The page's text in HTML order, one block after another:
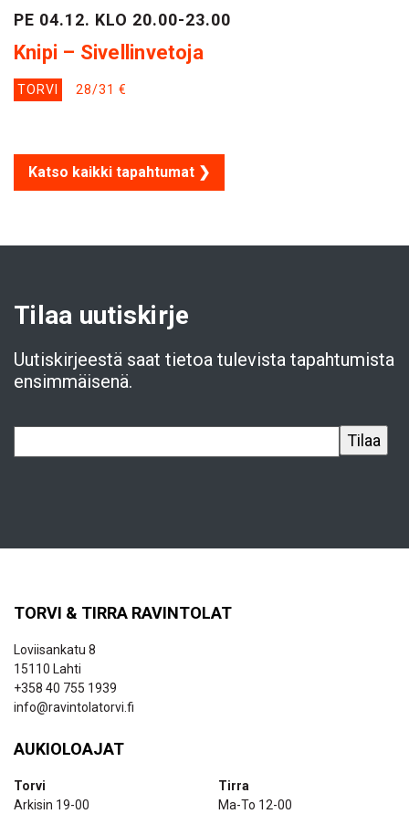
PE 04.12. KLO 20.00-23.00
Knipi – Sivellinvetoja
TORVI 28/31 €
Katso kaikki tapahtumat ❯
Tilaa uutiskirje
Uutiskirjeestä saat tietoa tulevista tapahtumista
ensimmäisenä.
TORVI & TIRRA RAVINTOLAT
Loviisankatu 8
15110 Lahti
+358 40 755 1939
info@ravintolatorvi.fi
AUKIOLOAJAT
Torvi
Arkisin 19-00
Tirra
Ma-To 12-00